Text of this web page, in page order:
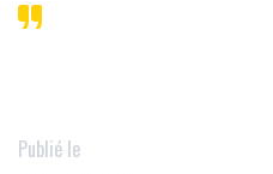
Publié le